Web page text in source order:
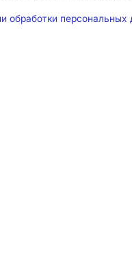
обработки персональных